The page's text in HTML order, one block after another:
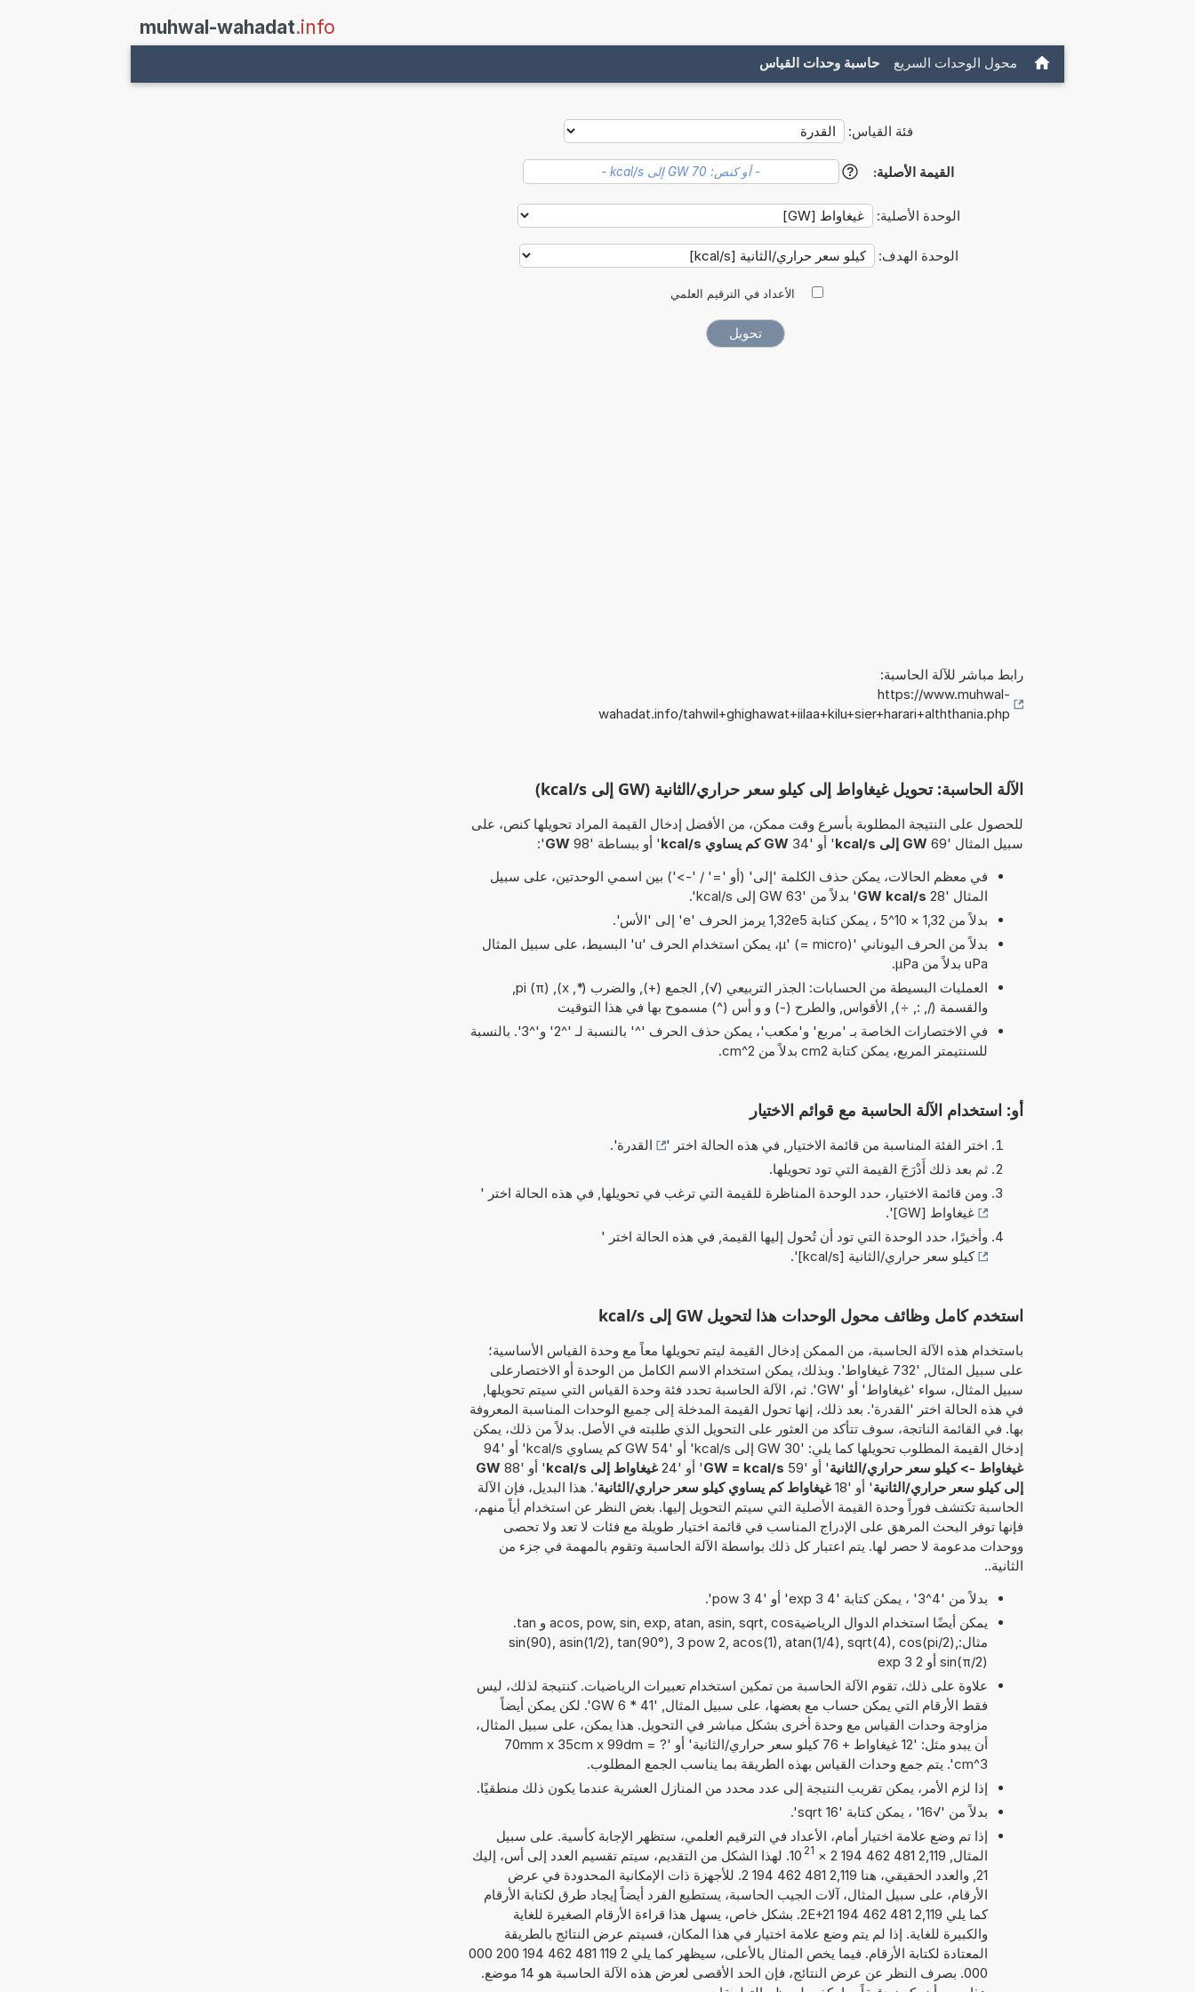
muhwal-wahadat.info
محول الوحدات السريع حاسبة وحدات القياس
فئة القياس:
القيمة الأصلية: ?
الوحدة الأصلية:
الوحدة الهدف:
الأعداد في الترقيم العلمي
رابط مباشر للآلة الحاسبة:
https://www.muhwal-
wahadat.info/tahwil+ghighawat+iilaa+kilu+sier+harari+alththania.php
الآلة الحاسبة: تحويل غيغاواط إلى كيلو سعر حراري/الثانية (GW إلى kcal/s)
للحصول على النتيجة المطلوبة بأسرع وقت ممكن، من الأفضل إدخال القيمة المراد تحويلها كنص، على
سبيل المثال '69
GW إلى kcal/s ' أو '34 GW كم يساوي kcal/s ' أو ببساطة '98 GW
':
في معظم الحالات، يمكن حذف الكلمة 'إلى' (أو '=' / '->') بين اسمي الوحدتين، على سبيل
المثال '28
GW kcal/s' بدلاً من '63 GW إلى kcal/s'.
بدلاً من 1,32 × 10^5 ، يمكن كتابة 1,32e5 يرمز الحرف 'e' إلى 'الأس'.
بدلاً من الحرف اليوناني 'µ' (= micro)، يمكن استخدام الحرف 'u' البسيط، على سبيل المثال
uPa بدلاً من µPa.
والقسمة (/, :, ÷), الأقواس, والطرح (-) و و أس (^) مسموح بها في هذا التوقيت
في الاختصارات الخاصة بـ 'مربع' و'مكعب'، يمكن حذف الحرف '^' بالنسبة لـ '^2' و'^3'. بالنسبة
للسنتيمتر المربع، يمكن كتابة cm2 بدلاً من cm^2.
أو: استخدام الآلة الحاسبة مع قوائم الاختيار
اختر الفئة المناسبة من قائمة الاختيار, في هذه الحالة اختر ' القدرة'.
ثم بعد ذلك أَدْرَجَ القيمة التي تود تحويلها.
ومن قائمة الاختيار، حدد الوحدة المناظرة للقيمة التي ترغب في تحويلها, في هذه الحالة اختر '
غيغاواط [GW]
'.
وأخيرًا، حدد الوحدة التي تود أن تُحول إليها القيمة, في هذه الحالة اختر '
كيلو سعر حراري/الثانية [kcal/s]
'.
استخدم كامل وظائف محول الوحدات هذا لتحويل GW إلى kcal/s
باستخدام هذه الآلة الحاسبة، من الممكن إدخال القيمة ليتم تحويلها معاً مع وحدة القياس الأساسية؛
على سبيل المثال, '732 غيغاواط'. وبذلك، يمكن استخدام الاسم الكامل من الوحدة أو الاختصارعلى
سبيل المثال، سواء 'غيغاواط' أو 'GW'. ثم، الآلة الحاسبة تحدد فئة وحدة القياس التي سيتم تحويلها,
في هذه الحالة اختر 'القدرة'. بعد ذلك، إنها تحول القيمة المدخلة إلى جميع الوحدات المناسبة المعروفة
بها. في القائمة الناتجة، سوف تتأكد من العثور على التحويل الذي طلبته في الأصل. بدلاً من ذلك، يمكن
إدخال القيمة المطلوب تحويلها كما يلي: '30 GW إلى kcal/s' أو '54 GW كم يساوي kcal/s' أو '94
غيغاواط -> كيلو سعر حراري/الثانية' أو '59 GW = kcal/s' أو '24 غيغاواط إلى kcal/s ' أو '88
GW
إلى كيلو سعر حراري/الثانية' أو '18 غيغاواط كم يساوي كيلو سعر حراري/الثانية'. هذا البديل، فإن الآلة
الحاسبة تكتشف فوراً وحدة القيمة الأصلية التي سيتم التحويل إليها. بغض النظر عن استخدام أياً منهم،
فإنها توفر البحث المرهق على الإدراج المناسب في قائمة اختيار طويلة مع فئات لا تعد ولا تحصى
ووحدات مدعومة لا حصر لها. يتم اعتبار كل ذلك بواسطة الآلة الحاسبة وتقوم بالمهمة في جزء من
الثانية..
بدلاً من '4^3' ، يمكن كتابة '4 exp 3' أو '4 pow 3'.
يمكن أيضًا استخدام الدوال الرياضيةacos, pow, sin, exp, atan, asin, sqrt, cos و tan.
مثال:sin(90), asin(1/2), tan(90°), 3 pow 2, acos(1), atan(1/4), sqrt(4), cos(pi/2),
sin(π/2) أو 2 exp 3
علاوة على ذلك، تقوم الآلة الحاسبة من تمكين استخدام تعبيرات الرياضيات. كنتيجة لذلك، ليس
فقط الأرقام التي يمكن حساب مع بعضها، على سبيل المثال, '41 * 6 GW'. لكن يمكن أيضاً
مزاوجة وحدات القياس مع وحدة أخرى بشكل مباشر في التحويل. هذا يمكن، على سبيل المثال،
أن يبدو مثل: '12 غيغاواط + 76 كيلو سعر حراري/الثانية' أو '70mm x 35cm x 99dm = ?
cm^3'. يتم جمع وحدات القياس بهذه الطريقة بما يناسب الجمع المطلوب.
إذا لزم الأمر، يمكن تقريب النتيجة إلى عدد محدد من المنازل العشرية عندما يكون ذلك منطقيًا.
بدلاً من '√16' ، يمكن كتابة 'sqrt 16'.
إذا تم وضع علامة اختيار أمام، الأعداد في الترقيم العلمي، ستظهر الإجابة كأسية. على سبيل
المثال, 2,119 481 462 194 2
×
10 21
. لهذا الشكل من التقديم، سيتم تقسيم العدد إلى أس، إليك
21, والعدد الحقيقي، هنا 2,119 481 462 194 2. للأجهزة ذات الإمكانية المحدودة في عرض
الأرقام، على سبيل المثال، آلات الجيب الحاسبة، يستطيع الفرد أيضاً إيجاد طرق لكتابة الأرقام
كما يلي 2,119 481 462 194 2E+21. بشكل خاص، يسهل هذا قراءة الأرقام الصغيرة للغاية
والكبيرة للغاية. إذا لم يتم وضع علامة اختيار في هذا المكان، فسيتم عرض النتائج بالطريقة
المعتادة لكتابة الأرقام. فيما يخص المثال بالأعلى، سيظهر كما يلي 2 119 481 462 194 200 000
000. بصرف النظر عن عرض النتائج، فإن الحد الأقصى لعرض هذه الآلة الحاسبة هو 14 موضع.